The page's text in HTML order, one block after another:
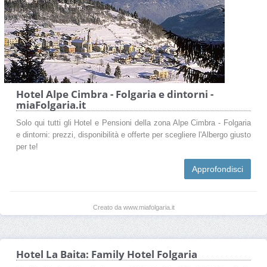
Hotel Alpe Cimbra - Folgaria e dintorni -
miaFolgaria.it
Solo qui tutti gli Hotel e Pensioni della zona Alpe Cimbra - Folgaria
e dintorni: prezzi, disponibilità e offerte per scegliere l'Albergo giusto
per te!
Approfondisci
Creato da www.miafolgaria.it
Hotel La Baita: Family Hotel Folgaria